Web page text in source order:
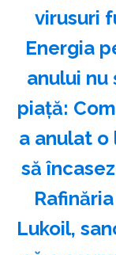
virusuri
Energia
anului nu
piață:
a anulat
să
Lukoil,